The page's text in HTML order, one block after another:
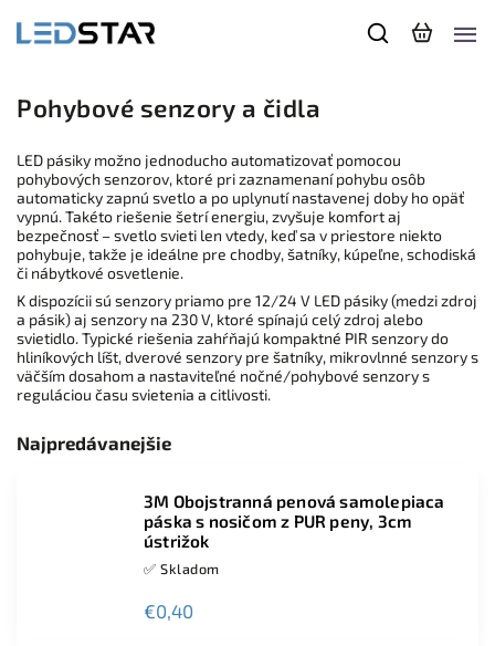
Pohybové senzory a čidla
LED pásiky možno jednoducho automatizovať pomocou
pohybových senzorov, ktoré pri zaznamenaní pohybu osôb
automaticky zapnú svetlo a po uplynutí nastavenej doby ho opäť
vypnú. Takéto riešenie šetrí energiu, zvyšuje komfort aj
bezpečnosť – svetlo svieti len vtedy, keď sa v priestore niekto
pohybuje, takže je ideálne pre chodby, šatníky, kúpeľne, schodiská
či nábytkové osvetlenie.
K dispozícii sú senzory priamo pre 12/24 V LED pásiky (medzi zdroj
a pásik) aj senzory na 230 V, ktoré spínajú celý zdroj alebo
svietidlo. Typické riešenia zahŕňajú kompaktné PIR senzory do
hliníkových líšt, dverové senzory pre šatníky, mikrovlnné senzory s
väčším dosahom a nastaviteľné nočné/pohybové senzory s
reguláciou času svietenia a citlivosti.
Najpredávanejšie
3M Obojstranná penová samolepiaca
páska s nosičom z PUR peny, 3cm
ústrižok
✅ Skladom
€0,40